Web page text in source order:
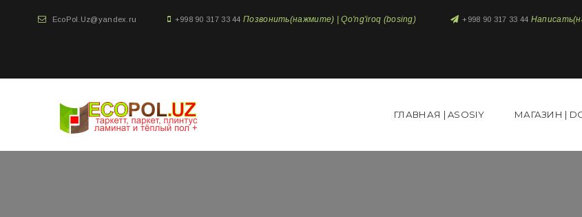
EcoPol.Uz@yandex.ru +998 90 317 33 44 Позвонить(нажмите) | Qo'ng'iroq (bosing) +998 90 317 33 44
ГЛАВНАЯ | ASOSIY МАГАЗИН |